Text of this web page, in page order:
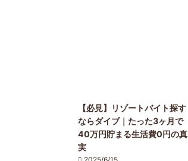
【必見】リゾートバイト探す
ならダイブ｜たった3ヶ月で
40万円貯まる生活費0円の真
実